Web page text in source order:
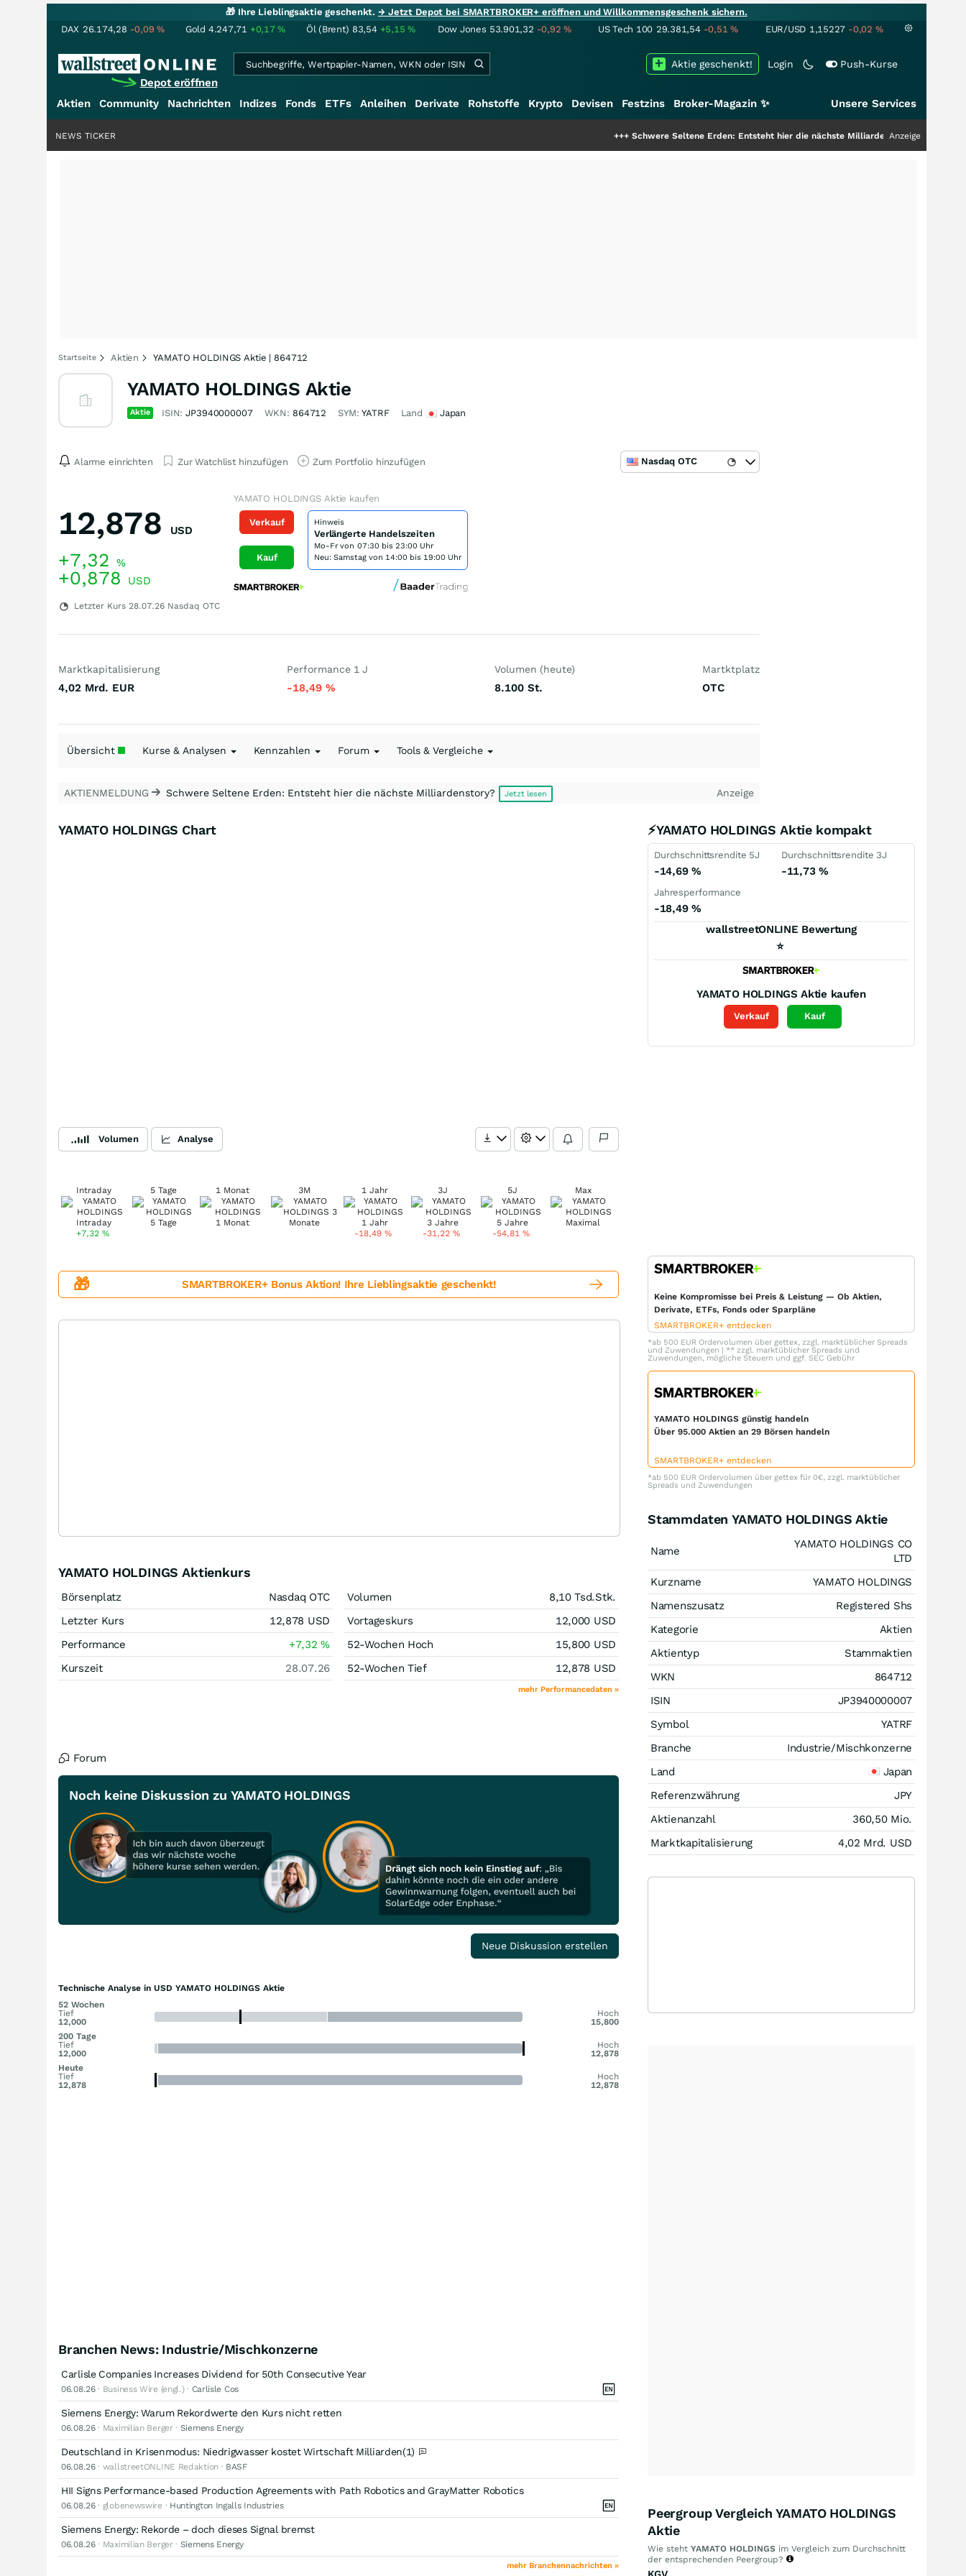
🎁 Ihre Lieblingsaktie geschenkt.→ Jetzt Depot bei SMARTBROKER+ eröffnen und Willkommensgeschenk sichern.
DAX 26.174,28 -0,09% Gold 4.247,71 +0,17% Öl (Brent) 83,54 +5,15% Dow Jones 53.901,32 -0,92% US Tech 100 29.381,54 -0,51% EUR/USD 1,15227 -0,02 %
Depot eröffnen
Login Push-Kurse
Aktie geschenkt!
Aktien Community Nachrichten Indizes Fonds ETFs Anleihen Derivate Rohstoffe Krypto Devisen Festzins Broker-Magazin ✨ Unsere Services
Schwere Seltene Erden: Entsteht hier die nächste Milliardenstory?+++ Anzeige
NEWS TICKER
Startseite Aktien YAMATO HOLDINGS Aktie | 864712
YAMATO HOLDINGS Aktie
Aktie ISIN:JP3940000007 WKN: 864712 SYM:YATRF Land Japan
Alarme einrichten Zur Watchlist hinzufügen Zum Portfolio hinzufügen Nasdaq OTC
12,878 USD
+7,32 %
+0,878 USD
Letzter Kurs 28.07.26 Nasdaq OTC
YAMATO HOLDINGS Aktie kaufen
Verkauf
Kauf
Hinweis
Verlängerte Handelszeiten
Mo-Fr von 07:30 bis 23:00 Uhr
Neu: Samstag von 14:00 bis 19:00 Uhr
Marktkapitalisierung
4,02 Mrd. EUR
Performance 1 J
-18,49 %
Volumen (heute)
8.100 St.
Martktplatz
OTC
Übersicht Kurse & Analysen Kennzahlen Forum Tools & Vergleiche
AKTIENMELDUNG Schwere Seltene Erden: Entsteht hier die nächste Milliardenstory? Jetzt lesen Anzeige
YAMATO HOLDINGS Chart
Volumen Analyse
Intraday
+7,32 %
5 Tage 1 Monat 3M 1 Jahr
-18,49%
3J
-31,22%
5J
-54,81%
Max
⚡YAMATO HOLDINGS Aktie kompakt
Durchschnittsrendite 5J
-14,69 %
Durchschnittsrendite 3J
-11,73 %
Jahresperformance
-18,49 %
wallstreetONLINE Bewertung
⭐
YAMATO HOLDINGS Aktie kaufen
Verkauf Kauf
🎁 SMARTBROKER+ Bonus Aktion! Ihre Lieblingsaktie geschenkt!
YAMATO HOLDINGS Aktienkurs
Börsenplatz
Nasdaq OTC
Letzter Kurs
12,878 USD
Performance
+7,32%
Kurszeit
28.07.26
Volumen 8,10 Tsd.Stk.
Vortageskurs
12,000 USD
52-Wochen Hoch
15,800 USD
52-Wochen Tief
12,878 USD
mehr Performancedaten »
Forum
Noch keine Diskussion zu YAMATO HOLDINGS
Neue Diskussion erstellen
Technische Analyse in USD YAMATO HOLDINGS Aktie
52 Wochen
Tief
12,000
Hoch
15,800
200 Tage
Tief
12,000
Hoch
12,878
Heute
Tief
12,878
Hoch
12,878
Branchen News: Industrie/Mischkonzerne
Carlisle Companies Increases Dividend for 50th Consecutive Year
06.08.26· Business Wire (engl.) · Carlisle Cos
Siemens Energy: Warum Rekordwerte den Kurs nicht retten
06.08.26· Maximilian Berger · Siemens Energy
Deutschland in Krisenmodus: Niedrigwasser kostet Wirtschaft Milliarden(1)
06.08.26· wallstreetONLINE Redaktion · BASF
HII Signs Performance-based Production Agreements with Path Robotics and GrayMatter Robotics
06.08.26· globenewswire · Huntington Ingalls Industries
Siemens Energy: Rekorde – doch dieses Signal bremst
06.08.26· Maximilian Berger · Siemens Energy
mehr Branchennachrichten »
Keine Kompromisse bei Preis & Leistung — Ob Aktien,
Derivate, ETFs, Fonds oder Sparpläne
SMARTBROKER+ entdecken
*ab 500 EUR Ordervolumen über gettex, zzgl. marktüblicher Spreads
und Zuwendungen | ** zzgl. marktüblicher Spreads und
Zuwendungen, mögliche Steuern und ggf. SEC Gebühr
YAMATO HOLDINGS günstig handeln
Über 95.000 Aktien an 29 Börsen handeln
SMARTBROKER+ entdecken
*ab 500 EUR Ordervolumen über gettex für 0€, zzgl. marktüblicher
Spreads und Zuwendungen
Stammdaten YAMATO HOLDINGS Aktie
Name
YAMATO HOLDINGS CO
LTD
Kurzname
YAMATO HOLDINGS
Namenszusatz
Registered Shs
Kategorie
Aktien
Aktientyp
Stammaktien
WKN
864712
ISIN
JP3940000007
Symbol
YATRF
Branche
Industrie/Mischkonzerne
Land
Japan
Referenzwährung
JPY
Aktienanzahl
360,50 Mio.
Marktkapitalisierung
4,02 Mrd. USD
Peergroup Vergleich YAMATO HOLDINGS
Aktie
Wie steht YAMATO HOLDINGS im Vergleich zum Durchschnitt
der entsprechenden Peergroup?
KGV